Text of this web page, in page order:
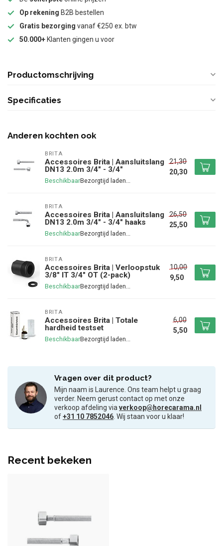
Op rekening B2B bestellen
Gratis bezorging vanaf €250 ex. btw
50.000+ Klanten gingen u voor
Productomschrijving
Specificaties
Anderen kochten ook
BRITA
Accessoires Brita | Aansluitslang
DN13 2.0m 3/4" - 3/4"
Beschikbaar
21,30
20,30
BRITA
Accessoires Brita | Aansluitslang
DN13 2.0m 3/4" - 3/4" haaks
Beschikbaar
26,50
25,50
BRITA
Accessoires Brita | Verloopstuk
3/8" IT 3/4" OT (2-pack)
Beschikbaar
10,00
9,50
BRITA
Accessoires Brita | Totale
hardheid testset
Beschikbaar
6,00
5,50
Vragen over dit product?
Mijn naam is Laurence. Ons team helpt u graag
verder. Neem gerust contact op met onze
verkoop afdeling viaverkoop@horecarama.nl
of+31 10 7852046. Wij staan voor u klaar!
Recent bekeken